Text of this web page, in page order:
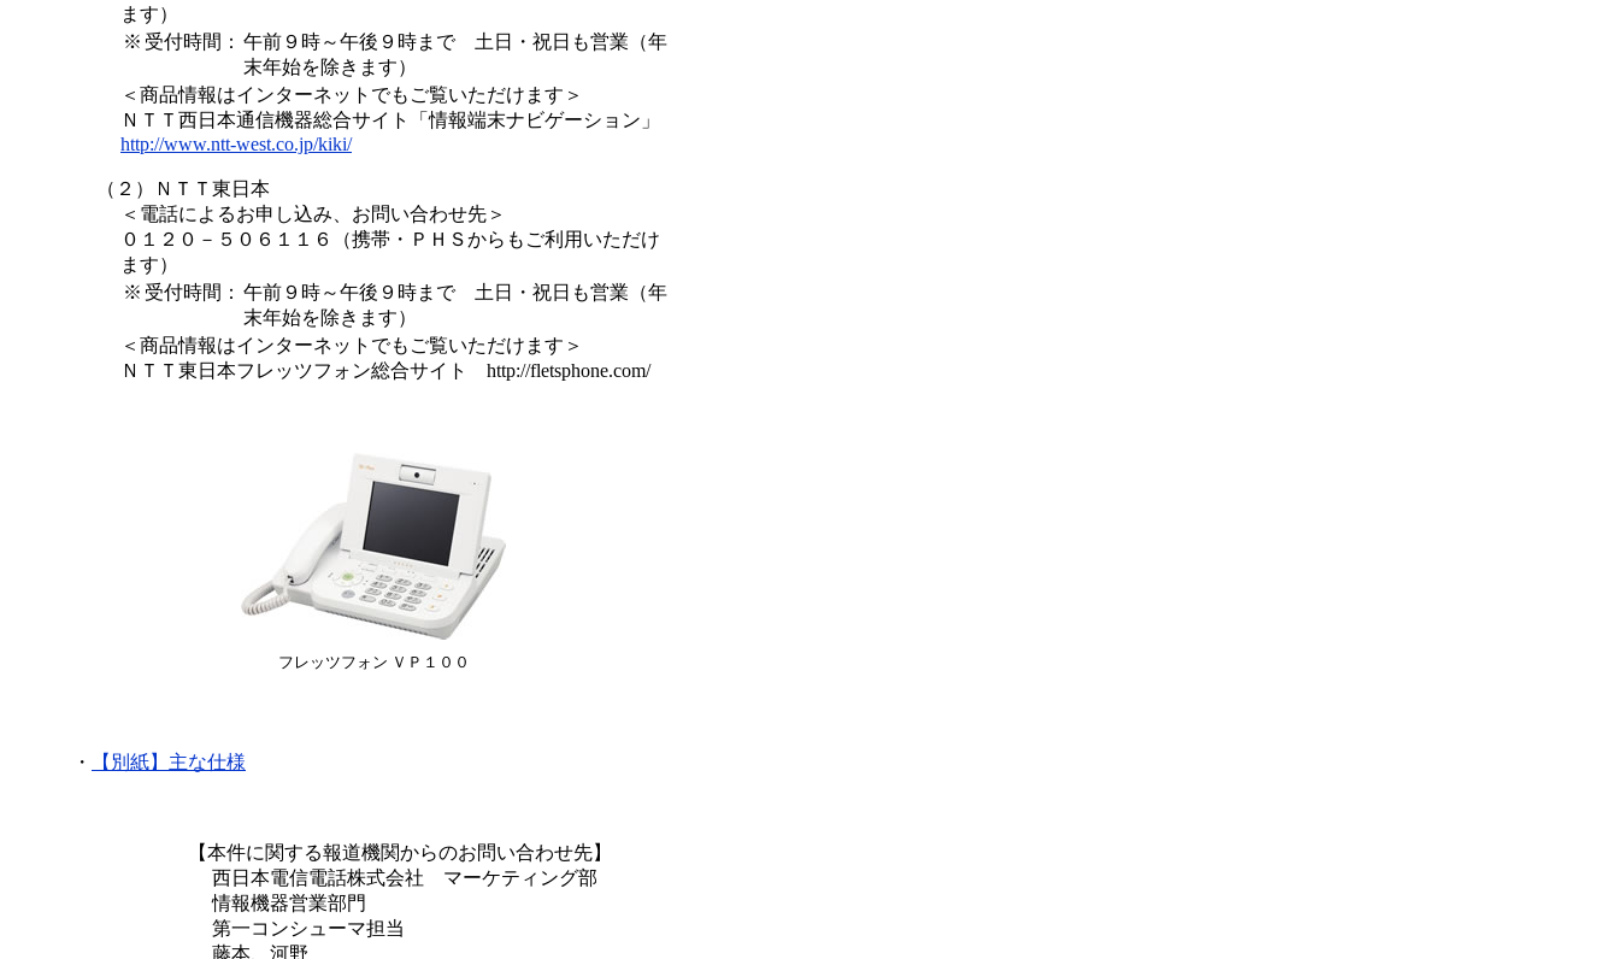
ます）
※ 受付時間： 午前９時～午後９時まで 土日・祝日も営業（年
末年始を除きます）
＜商品情報はインターネットでもご覧いただけます＞
ＮＴＴ西日本通信機器総合サイト「情報端末ナビゲーション」
http://www.ntt-west.co.jp/kiki/
（２）ＮＴＴ東日本
＜電話によるお申し込み、お問い合わせ先＞
０１２０－５０６１１６（携帯・ＰＨＳからもご利用いただけ
ます）
※ 受付時間： 午前９時～午後９時まで 土日・祝日も営業（年
末年始を除きます）
＜商品情報はインターネットでもご覧いただけます＞
ＮＴＴ東日本フレッツフォン総合サイト http://fletsphone.com/
フレッツフォン ＶＰ１００
・ 【別紙】主な仕様
【本件に関する報道機関からのお問い合わせ先】
西日本電信電話株式会社 マーケティング部
情報機器営業部門
第一コンシューマ担当
藤本、河野